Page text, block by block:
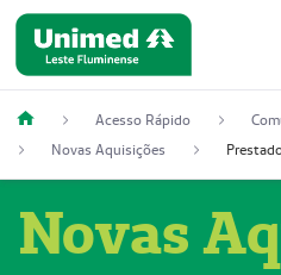
Acesso Rápido
Novas Aquisições
Novas